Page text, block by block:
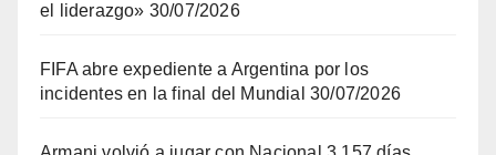
el liderazgo» 30/07/2026
FIFA abre expediente a Argentina por los
incidentes en la final del Mundial 30/07/2026